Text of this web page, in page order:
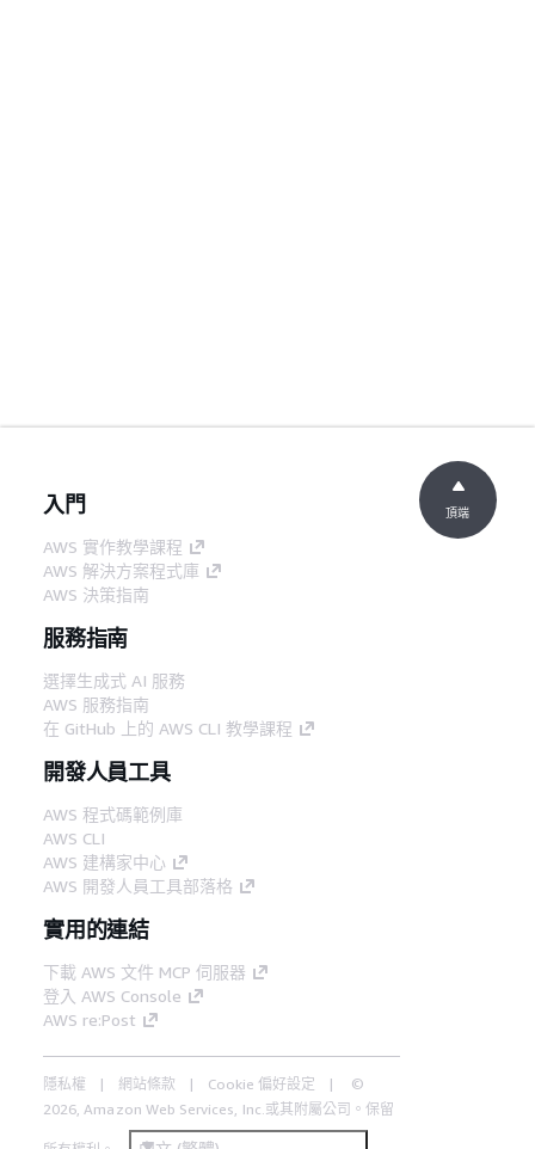
入門
AWS 實作教學課程
AWS 解決方案程式庫
AWS 決策指南
服務指南
選擇生成式 AI 服務
AWS 服務指南
在 GitHub 上的 AWS CLI 教學課程
開發人員工具
AWS 程式碼範例庫
AWS CLI
AWS 建構家中心
AWS 開發人員工具部落格
實用的連結
下載 AWS 文件 MCP 伺服器
登入 AWS Console
AWS re:Post
隱私權 網站條款 Cookie 偏好設定
©
2026, Amazon Web Services, Inc.或其附屬公司。保留
頂端